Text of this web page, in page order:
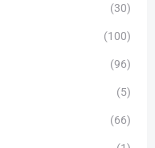
(30)
(100)
(96)
(5)
(66)